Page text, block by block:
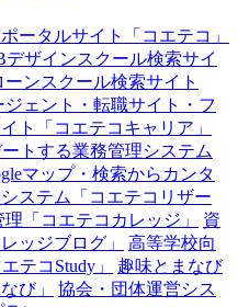
ータルサイト「コエテコ」
ザインスクール検索サイ
ーンスクール検索サイト
ジェント・転職サイト・フ
ト「コエテコキャリア」
トする業務管理システム
マップ・検索からカンタ
ステム「コエテコリザー
「コエテコカレッジ」
資
ッジブログ」
高等学校向
テコStudy」
趣味とまなび
び」
協会・団体運営シス